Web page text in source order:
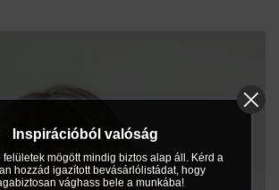
Inspirációból valóság
felületek mögött mindig biztos alap áll. Kérd a
hozzád igazított bevásárlólistádat, hogy
vághass bele a munkába!